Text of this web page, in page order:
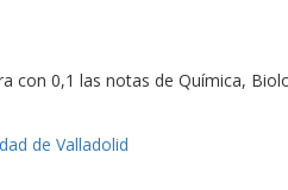
con 0,1 las notas de Química,
de Valladolid